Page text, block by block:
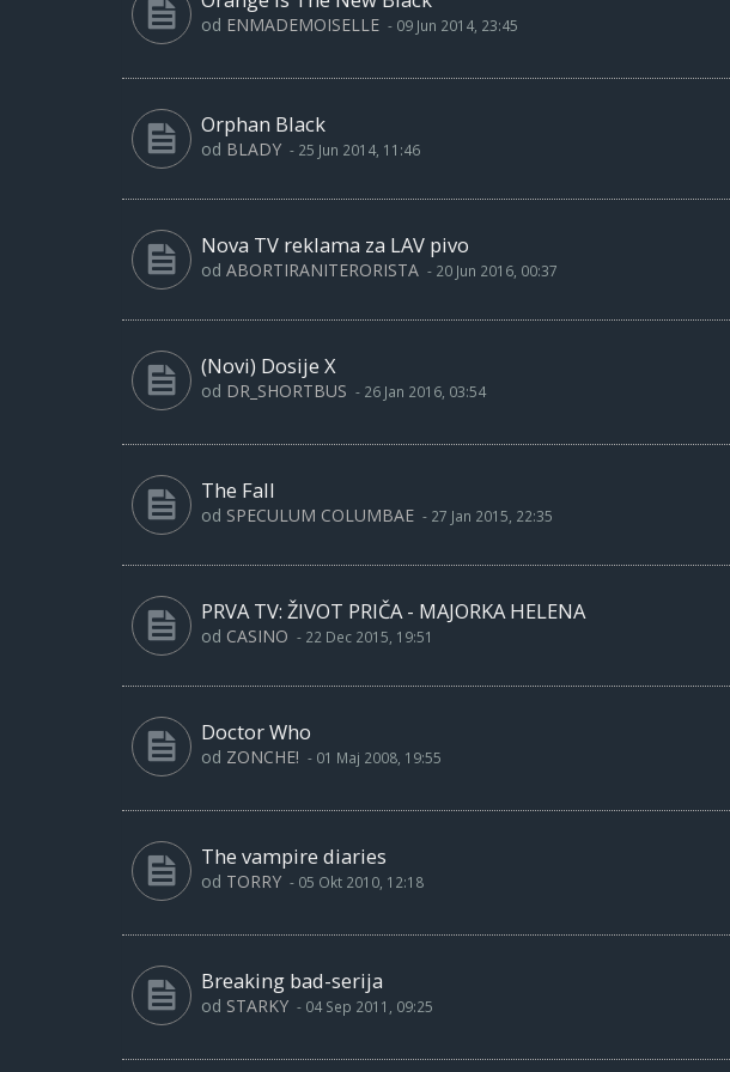
od ENMADEMOISELLE - 09 Jun 2014, 23:45
Orphan Black
od BLADY - 25 Jun 2014, 11:46
Nova TV reklama za LAV pivo
od ABORTIRANITERORISTA - 20 Jun 2016, 00:37
(Novi) Dosije X
od DR_SHORTBUS - 26 Jan 2016, 03:54
The Fall
od SPECULUM COLUMBAE - 27 Jan 2015, 22:35
PRVA TV: ŽIVOT PRIČA - MAJORKA HELENA
od CASINO - 22 Dec 2015, 19:51
Doctor Who
od ZONCHE! - 01 Maj 2008, 19:55
The vampire diaries
od TORRY - 05 Okt 2010, 12:18
Breaking bad-serija
od STARKY - 04 Sep 2011, 09:25